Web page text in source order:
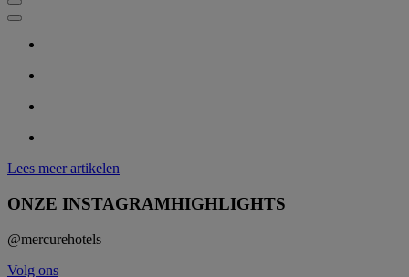
Lees meer artikelen
ONZE INSTAGRAMHIGHLIGHTS
@mercurehotels
Volg ons